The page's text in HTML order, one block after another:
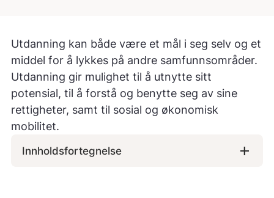
Utdanning kan både være et mål i seg selv og et
middel for å lykkes på andre samfunnsområder.
Utdanning gir mulighet til å utnytte sitt
potensial, til å forstå og benytte seg av sine
rettigheter, samt til sosial og økonomisk
mobilitet.
Innholdsfortegnelse add